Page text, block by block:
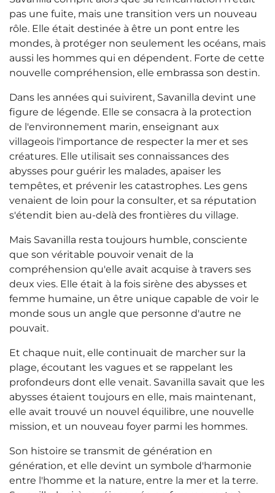
pas une fuite, mais une transition vers un nouveau
rôle. Elle était destinée à être un pont entre les
mondes, à protéger non seulement les océans, mais
aussi les hommes qui en dépendent. Forte de cette
nouvelle compréhension, elle embrassa son destin.
Dans les années qui suivirent, Savanilla devint une
figure de légende. Elle se consacra à la protection
de l'environnement marin, enseignant aux
villageois l'importance de respecter la mer et ses
créatures. Elle utilisait ses connaissances des
abysses pour guérir les malades, apaiser les
tempêtes, et prévenir les catastrophes. Les gens
venaient de loin pour la consulter, et sa réputation
s'étendit bien au-delà des frontières du village.
Mais Savanilla resta toujours humble, consciente
que son véritable pouvoir venait de la
compréhension qu'elle avait acquise à travers ses
deux vies. Elle était à la fois sirène des abysses et
femme humaine, un être unique capable de voir le
monde sous un angle que personne d'autre ne
pouvait.
Et chaque nuit, elle continuait de marcher sur la
plage, écoutant les vagues et se rappelant les
profondeurs dont elle venait. Savanilla savait que les
abysses étaient toujours en elle, mais maintenant,
elle avait trouvé un nouvel équilibre, une nouvelle
mission, et un nouveau foyer parmi les hommes.
Son histoire se transmit de génération en
génération, et elle devint un symbole d'harmonie
entre l'homme et la nature, entre la mer et la terre.